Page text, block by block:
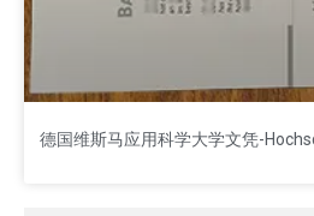
德国维斯马应用科学大学文凭-